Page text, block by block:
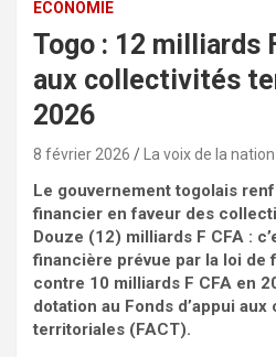
ECONOMIE
Togo : 12 milliards
aux collectivités
2026
8 février 2026 La voix de la nation
Le gouvernement togolais
financier en faveur des
Douze (12) milliards F CFA :
financière prévue par la loi de
contre 10 milliards F CFA en
dotation au Fonds d’appui
territoriales (FACT).